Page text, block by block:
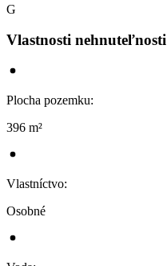
G
Vlastnosti nehnuteľnosti
Plocha pozemku:
396 m²
Vlastníctvo:
Osobné